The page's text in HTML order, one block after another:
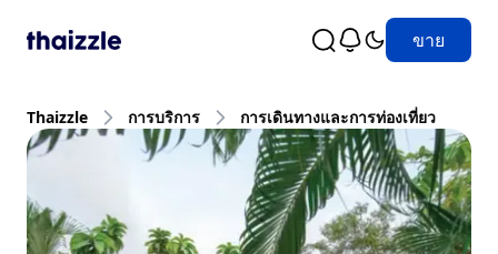
ขาย
Thaizzle การบริการ การเดินทางและการท่องเที่ยว